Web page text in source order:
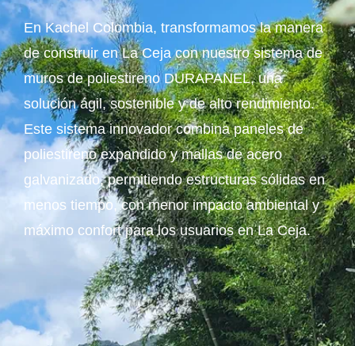
En Kachel Colombia, transformamos la manera
de construir en La Ceja con nuestro sistema de
muros de poliestireno DURAPANEL, una
solución ágil, sostenible y de alto rendimiento.
Este sistema innovador combina paneles de
poliestireno expandido y mallas de acero
galvanizado, permitiendo estructuras sólidas en
menos tiempo, con menor impacto ambiental y
máximo confort para los usuarios en La Ceja.